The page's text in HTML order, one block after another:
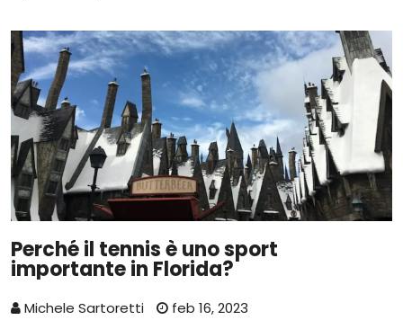
Perché il tennis è uno sport
importante in Florida?
Michele Sartoretti
feb 16, 2023